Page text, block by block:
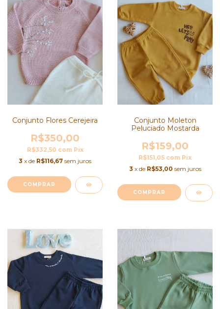
Conjunto Flores Cerejeira
R$350,00
R$332,50 com Pix
3 x de R$116,67 sem juros
COMPRAR
Conjunto Moleton
Peluciado Mostarda
R$159,00
R$151,05 com Pix
3 x de R$53,00 sem juros
COMPRAR